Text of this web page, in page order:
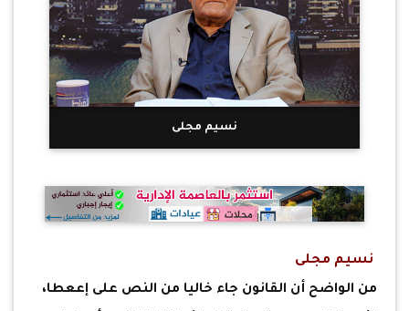
نسيم مجلى
نسيم مجلى
من الواضح أن القانون جاء خاليا من النص على إععطا،